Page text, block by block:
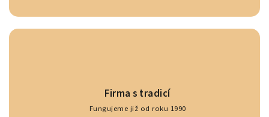
Firma s tradicí
Fungujeme již od roku 1990